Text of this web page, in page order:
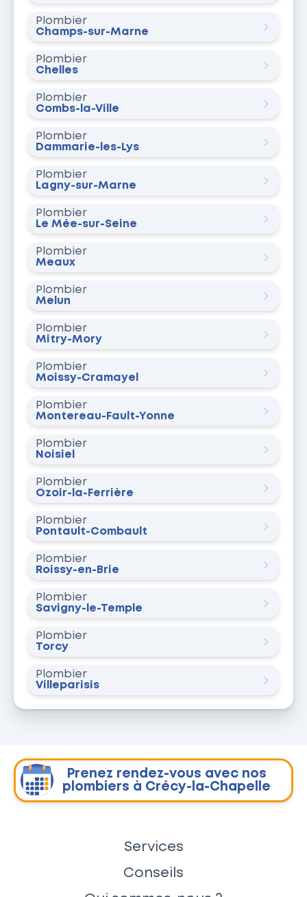
Plombier
Champs-sur-Marne
Plombier
Chelles
Plombier
Combs-la-Ville
Plombier
Dammarie-les-Lys
Plombier
Lagny-sur-Marne
Plombier
Le Mée-sur-Seine
Plombier
Meaux
Plombier
Melun
Plombier
Mitry-Mory
Plombier
Moissy-Cramayel
Plombier
Montereau-Fault-Yonne
Plombier
Noisiel
Plombier
Ozoir-la-Ferrière
Plombier
Pontault-Combault
Plombier
Roissy-en-Brie
Plombier
Savigny-le-Temple
Plombier
Torcy
Plombier
Villeparisis
Prenez rendez-vous avec nos
plombiers à Crécy-la-Chapelle
Services
Conseils